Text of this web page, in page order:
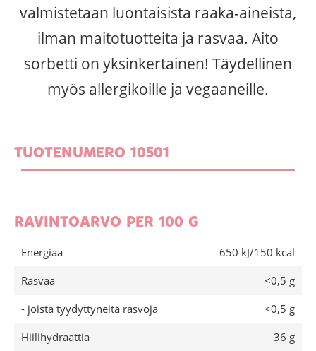
valmistetaan luontaisista raaka-aineista,
ilman maitotuotteita ja rasvaa. Aito
sorbetti on yksinkertainen! Täydellinen
myös allergikoille ja vegaaneille.
TUOTENUMERO 10501
RAVINTOARVO PER 100 G
Energiaa
650 kJ/150 kcal
Rasvaa
<0,5 g
- joista tyydyttyneitä rasvoja
<0,5 g
Hiilihydraattia
36 g